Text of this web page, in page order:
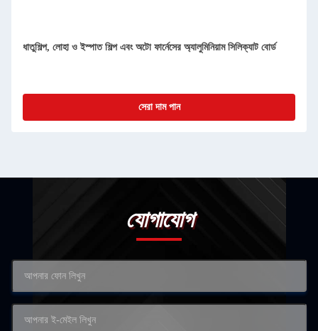
ধাতুশিল্প, লোহা ও ইস্পাত শিল্প এবং অটো ফার্নেসের অ্যালুমিনিয়াম সিলিক্যাট বোর্ড
সেরা দাম পান
যোগাযোগ